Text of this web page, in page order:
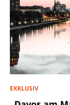
EXKLUSIV